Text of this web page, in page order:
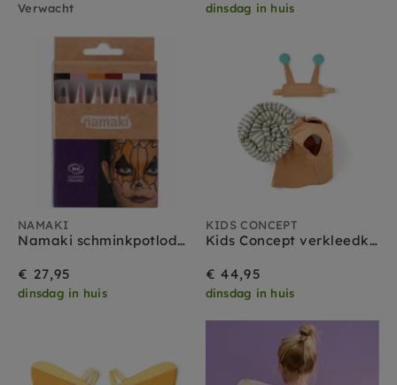
Verwacht dinsdag in huis
NAMAKI
Namaki schminkpotloden horror 6 kleuren 3 jr+
€ 27,95
dinsdag in huis
KIDS CONCEPT
Kids Concept verkleedkleding set Slak
€ 44,95
dinsdag in huis